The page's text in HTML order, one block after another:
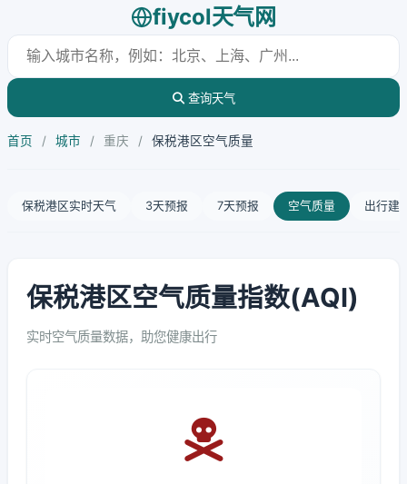
fiycol天气网
查询天气
首页 / 城市 / 重庆 / 保税港区空气质量
保税港区实时天气 3天预报 7天预报 空气质量 出行建
保税港区空气质量指数(AQI)
实时空气质量数据，助您健康出行